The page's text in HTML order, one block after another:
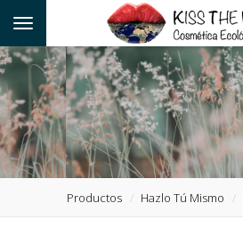
Toggle navigation
Productos Hazlo Tú Mismo